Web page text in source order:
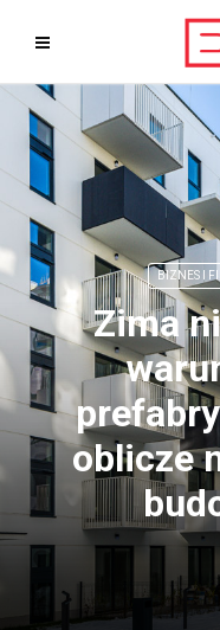
BIZNES I
Zima
oblicze